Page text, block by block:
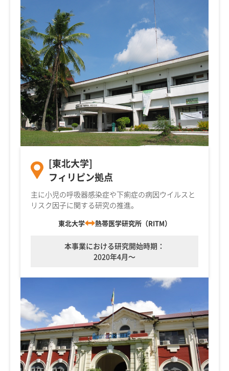
[東北大学]
フィリピン拠点
主に小児の呼吸器感染症や下痢症の病因ウイルスと
リスク因子に関する研究の推進。
東北大学 熱帯医学研究所（RITM）
本事業における研究開始時期：
2020年4月～